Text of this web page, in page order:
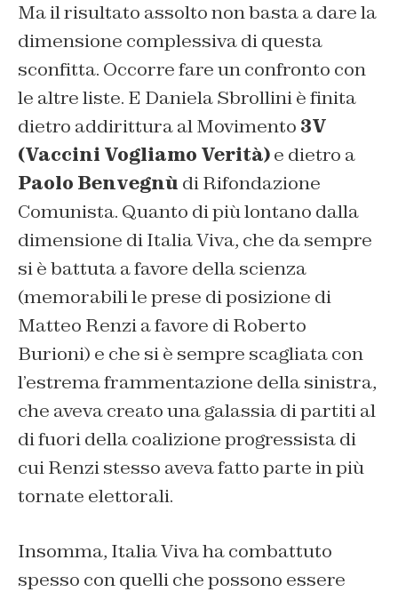
Ma il risultato assolto non basta a dare la
dimensione complessiva di questa
sconfitta. Occorre fare un confronto con
le altre liste. E Daniela Sbrollini è finita
dietro addirittura al Movimento 3V
(Vaccini Vogliamo Verità)e dietro a
Paolo Benvegnù di Rifondazione
Comunista. Quanto di più lontano dalla
dimensione di Italia Viva, che da sempre
si è battuta a favore della scienza
(memorabili le prese di posizione di
Matteo Renzi a favore di Roberto
Burioni) e che si è sempre scagliata con
l’estrema frammentazione della sinistra,
che aveva creato una galassia di partiti al
di fuori della coalizione progressista di
cui Renzi stesso aveva fatto parte in più
tornate elettorali.
Insomma, Italia Viva ha combattuto
spesso con quelli che possono essere